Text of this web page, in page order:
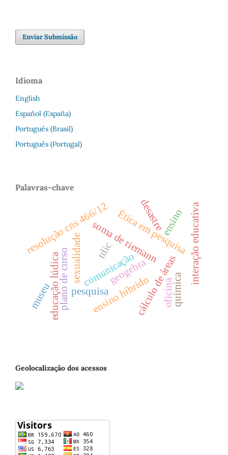
Enviar Submissão
Idioma
English
Español (España)
Português (Brasil)
Português (Portugal)
Palavras-chave
cálculo de áreas
tdic
geogebra
soma de riemann
pesquisa
resolução cns 466/12
plano de curso
Ética em pesquisa
comunicação interação educativa
ensino
ensino híbrido
sexualidade
desastre
oficina
educação lúdica química
museu
Geolocalização dos acessos